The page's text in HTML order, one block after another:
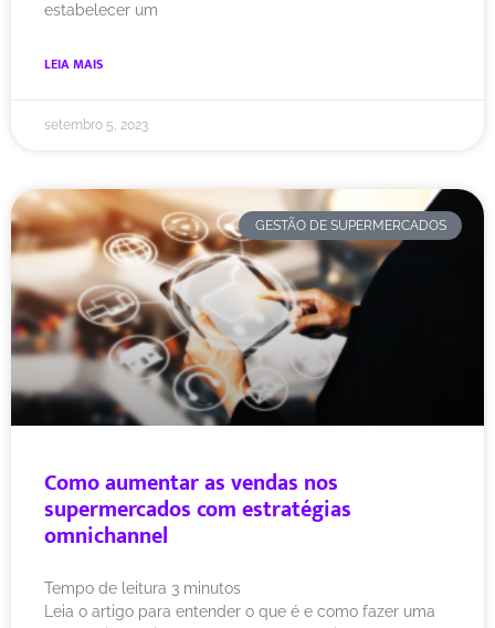
estabelecer um
LEIA MAIS
setembro 5, 2023
GESTÃO DE SUPERMERCADOS
Como aumentar as vendas nos
supermercados com estratégias
omnichannel
Tempo de leitura 3 minutos
Leia o artigo para entender o que é e como fazer uma